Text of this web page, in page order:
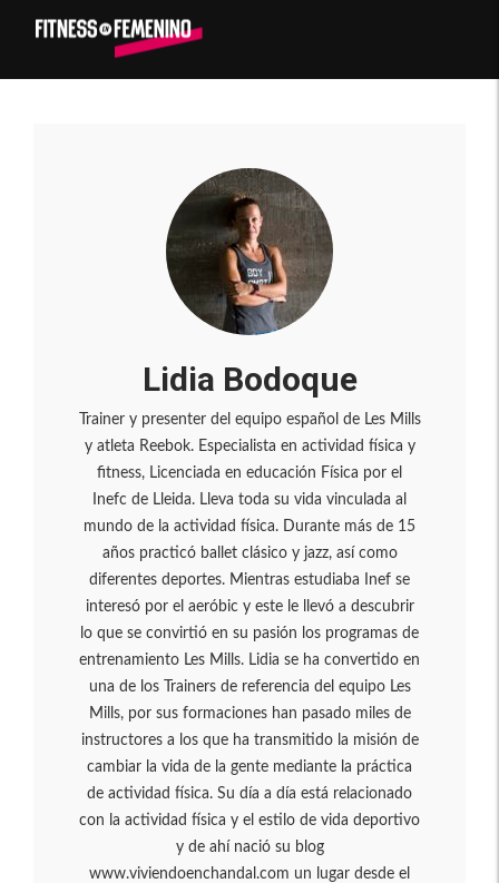
Lidia Bodoque
Trainer y presenter del equipo español de Les Mills
y atleta Reebok. Especialista en actividad física y
fitness, Licenciada en educación Física por el
Inefc de Lleida. Lleva toda su vida vinculada al
mundo de la actividad física. Durante más de 15
años practicó ballet clásico y jazz, así como
diferentes deportes. Mientras estudiaba Inef se
interesó por el aeróbic y este le llevó a descubrir
lo que se convirtió en su pasión los programas de
entrenamiento Les Mills. Lidia se ha convertido en
una de los Trainers de referencia del equipo Les
Mills, por sus formaciones han pasado miles de
instructores a los que ha transmitido la misión de
cambiar la vida de la gente mediante la práctica
de actividad física. Su día a día está relacionado
con la actividad física y el estilo de vida deportivo
y de ahí nació su blog
www.viviendoenchandal.com un lugar desde el